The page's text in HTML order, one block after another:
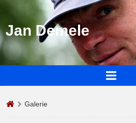
Jan Demele
Galerie